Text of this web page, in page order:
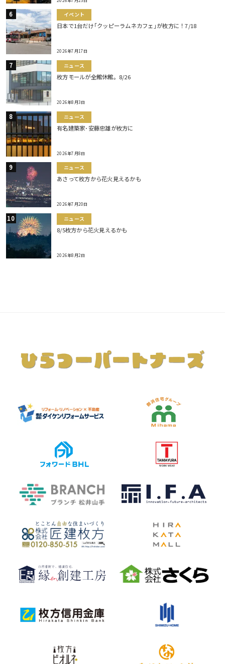
イベント
日本で1台だけ｢クッピーラムネカフェ｣が枚方に！7/18
2026年7月17日
ニュース
枚方モールが全館休館。8/26
2026年8月3日
ニュース
有名建築家･安藤忠雄が枚方に
2026年7月8日
ニュース
あさって枚方から花火見えるかも
2026年7月20日
ニュース
8/5枚方から花火見えるかも
2026年8月2日